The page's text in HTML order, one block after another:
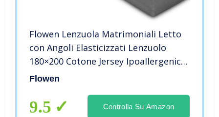
Flowen Lenzuola Matrimoniali Letto
con Angoli Elasticizzati Lenzuolo
180×200 Cotone Jersey Ipoallergenico
Traspirante Antiacaro Tinta Unita
Flowen
9.5 Controlla Su Amazon